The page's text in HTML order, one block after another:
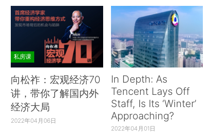
私房课
向松祚：宏观经济70
讲，带你了解国内外
经济大局
2022年04月06日
In Depth: As
Tencent Lays Off
Staff, Is Its ‘Winter’
Approaching?
2022年04月01日